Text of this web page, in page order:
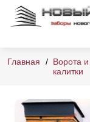
Главная
Ворота и
калитки